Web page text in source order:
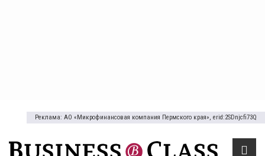
Реклама: АО «Микрофинансовая компания Пермского края», erid:2SDnjcfi73Q